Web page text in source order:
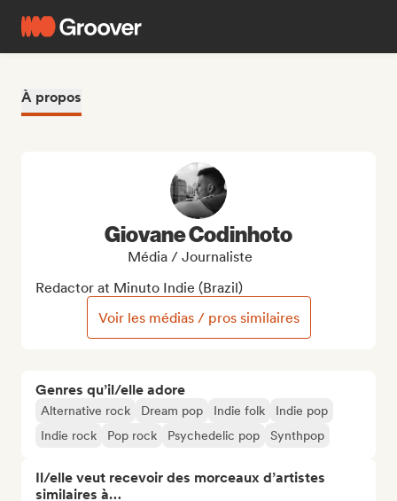
À propos
Genres qu’il/elle adore
Alternative rock Dream pop Indie folk
Indie pop
Indie rock
Pop rock Psychedelic pop Synthpop
Il/elle veut recevoir des morceaux d’artistes
similaires à…
Giovane Codinhoto
Média / Journaliste
Redactor at Minuto Indie (Brazil)
Voir les médias / pros similaires